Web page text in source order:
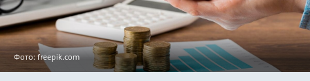
Фото: freepik.com